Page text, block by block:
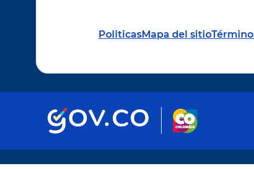
PoliticasMapa del sitio